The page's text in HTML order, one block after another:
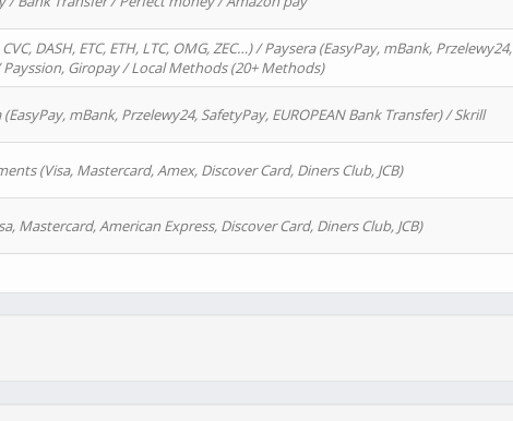
DASH, ETC, ETH, LTC, OMG, ZEC…) / Paysera (EasyPay, mBank, Przelewy24,
Payssion, Giropay / Local Methods (20+ Methods)
mBank, Przelewy24, SafetyPay, EUROPEAN Bank Transfer) / Skrill
(Visa, Mastercard, Amex, Discover Card, Diners Club, JCB)
Mastercard, American Express, Discover Card, Diners Club, JCB)